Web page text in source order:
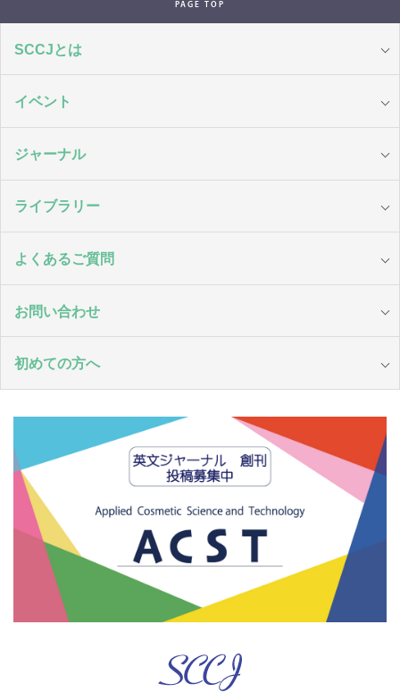
PAGE TOP
SCCJとは
イベント
ジャーナル
ライブラリー
よくあるご質問
お問い合わせ
初めての方へ